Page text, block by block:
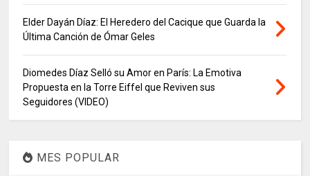
Elder Dayán Díaz: El Heredero del Cacique que Guarda la
Última Canción de Ómar Geles
Diomedes Díaz Selló su Amor en París: La Emotiva
Propuesta en la Torre Eiffel que Reviven sus
Seguidores (VIDEO)
MES POPULAR